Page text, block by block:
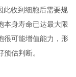
此收到细胞后需要规
本身寿命已达最大限
很可能增值能力，形
估判断。